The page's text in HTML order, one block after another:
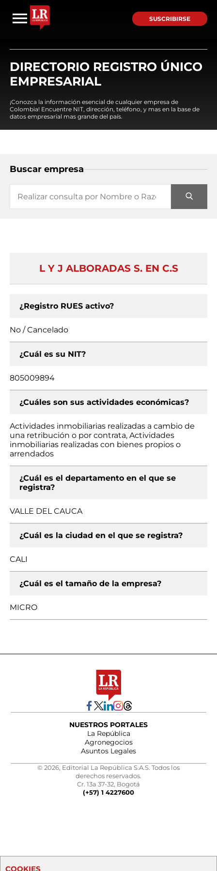
SUSCRIBIRSE
DIRECTORIO REGISTRO ÚNICO
EMPRESARIAL
¡Conozca la información esencial de cualquier empresa de
Colombia! Encuentre NIT, dirección, teléfono, y mas en la base de
datos empresarial mas grande del país.
Buscar empresa
L Y J ALBORADAS S. EN C.S
¿Registro RUES activo?
No / Cancelado
¿Cuál es su NIT?
805009894
¿Cuáles son sus actividades económicas?
Actividades inmobiliarias realizadas a cambio de
una retribución o por contrata, Actividades
inmobiliarias realizadas con bienes propios o
arrendados
¿Cuál es el departamento en el que se
registra?
VALLE DEL CAUCA
¿Cuál es la ciudad en el que se registra?
CALI
¿Cuál es el tamaño de la empresa?
MICRO
NUESTROS PORTALES
La República
Agronegocios
Asuntos Legales
© 2026, Editorial La República S.A.S. Todos los
derechos reservados.
Cr. 13a 37-32, Bogotá
(+57) 1 4227600
COOKIES